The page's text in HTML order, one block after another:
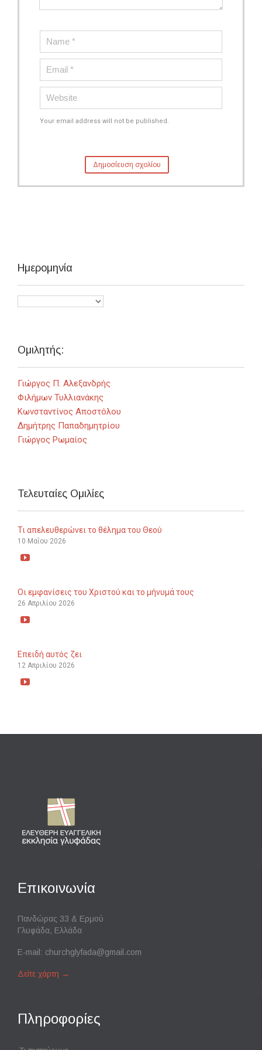
Your email address will not be published.
Ημερομηνία
Ομιλητής:
Γιώργος Π. Αλεξανδρής
Φιλήμων Τυλλιανάκης
Κωνσταντίνος Αποστόλου
Δημήτρης Παπαδημητρίου
Γιώργος Ρωμαίος
Τελευταίες Ομιλίες
Τι απελευθερώνει το θέλημα του Θεού
10 Μαΐου 2026

Οι εμφανίσεις του Χριστού και το μήνυμά τους
26 Απριλίου 2026

Επειδή αυτός ζει
12 Απριλίου 2026

Επικοινωνία
Πανδώρας 33 & Ερμού
Γλυφάδα, Ελλάδα
E-mail: churchglyfada@gmail.com
Δείτε χάρτη →
Πληροφορίες